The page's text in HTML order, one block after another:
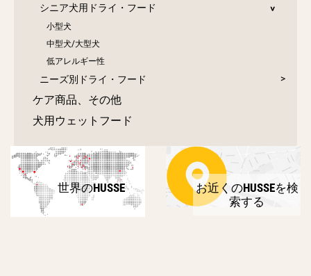
シニア犬用ドライ・フード
小型犬
中型犬/大型犬
低アレルギー性
ニーズ別ドライ・フード
ケア商品、その他
犬用ウェットフード
世界のHUSSE
お近くのHUSSEを検
索する